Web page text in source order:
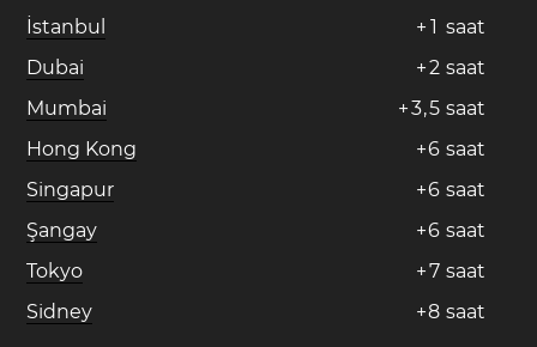
İstanbul
+ 1 saat
Dubai
+2 saat
Mumbai
+3,5 saat
Hong Kong
+6 saat
Singapur
+6 saat
Şangay
+6 saat
Tokyo
+7 saat
Sidney
+8 saat